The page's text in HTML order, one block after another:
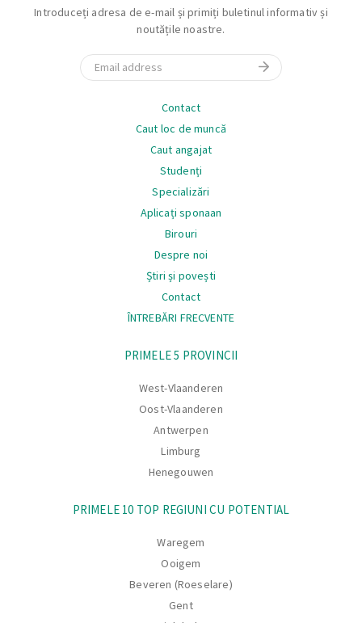
Introduceți adresa de e-mail și primiți buletinul informativ și
noutățile noastre.
Email
Contact
Caut loc de muncă
Caut angajat
Studenți
Specializări
Aplicați sponaan
Birouri
Despre noi
Știri și povești
Contact
ÎNTREBĂRI FRECVENTE
PRIMELE 5 PROVINCII
West-Vlaanderen
Oost-Vlaanderen
Antwerpen
Limburg
Henegouwen
PRIMELE 10 TOP REGIUNI CU POTENTIAL
Waregem
Ooigem
Beveren (Roeselare)
Gent